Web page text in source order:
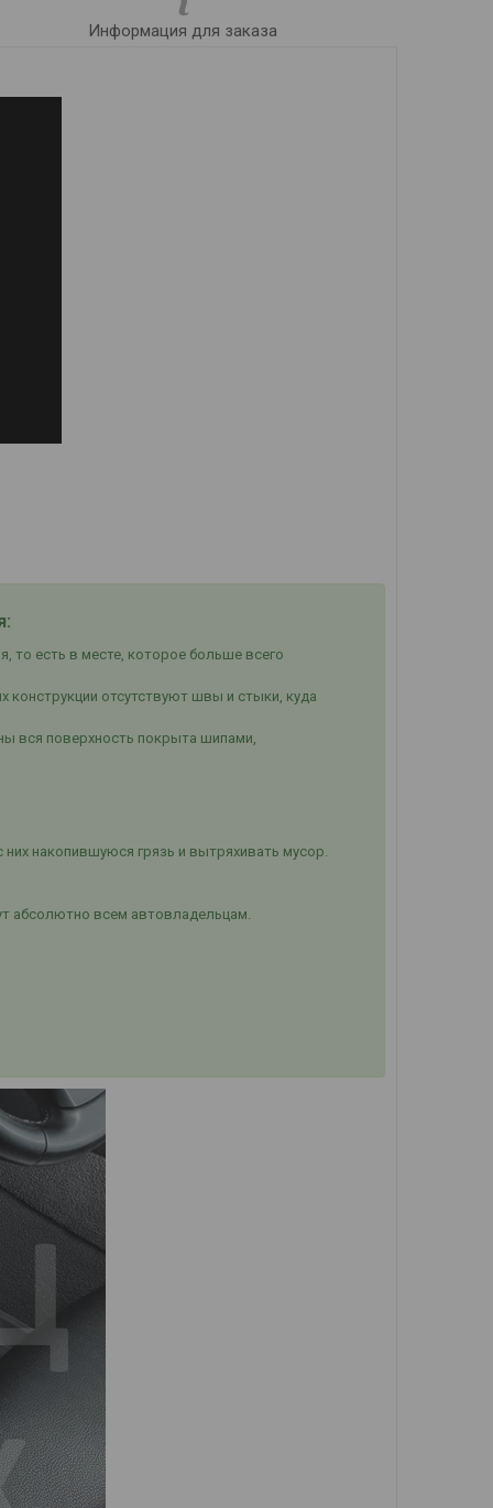
Информация для заказа
то есть в месте, которое больше всего
конструкции отсутствуют швы и стыки, куда
вся поверхность покрыта шипами,
накопившуюся грязь и вытряхивать мусор.
абсолютно всем автовладельцам.